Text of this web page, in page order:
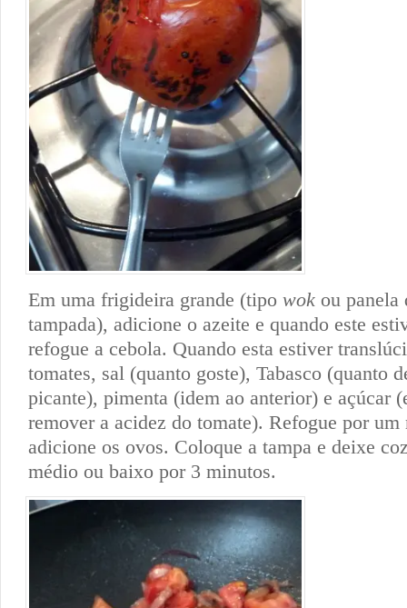
Em uma frigideira grande (tipo wok ou panela
tampada), adicione o azeite e quando este
refogue a cebola. Quando esta estiver
tomates, sal (quanto goste), Tabasco (quanto
picante), pimenta (idem ao anterior) e açúcar
remover a acidez do tomate). Refogue por um
adicione os ovos. Coloque a tampa e deixe
médio ou baixo por 3 minutos.